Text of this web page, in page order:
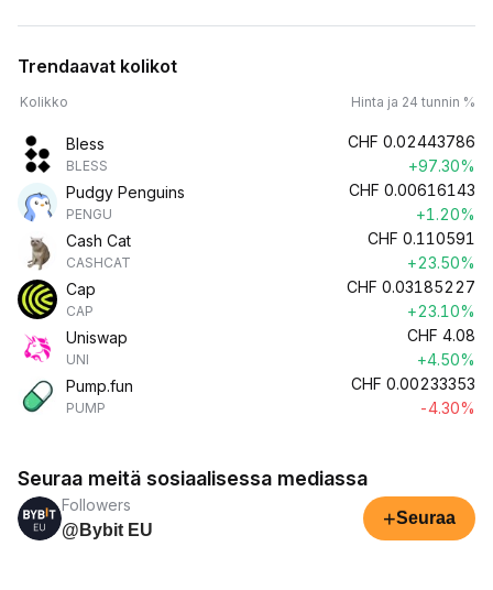
Trendaavat kolikot
Kolikko Hinta ja 24 tunnin %
Bless
BLESS
CHF 0.02443786
+97.30%
Pudgy Penguins
PENGU
CHF 0.00616143
+1.20%
Cash Cat
CASHCAT
CHF 0.110591
+23.50%
Cap
CAP
CHF 0.03185227
+23.10%
Uniswap
UNI
CHF 4.08
+4.50%
Pump.fun
PUMP
CHF 0.00233353
-4.30%
Seuraa meitä sosiaalisessa mediassa
Followers
@Bybit EU
+Seuraa